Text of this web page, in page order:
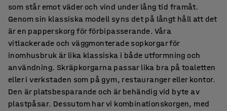
som står emot väder och vind under lång tid framåt.
Genom sin klassiska modell syns det på långt håll att det
är en papperskorg för förbipasserande. Våra
vitlackerade och väggmonterade sopkorgar för
inomhusbruk är lika klassiska i både utformning och
användning. Skräpkorgarna passar lika bra på toaletten
eller i verkstaden som på gym, restauranger eller kontor.
Den är platsbesparande och är behändig vid byte av
plastpåsar. Dessutom har vi kombinationskorgen, med